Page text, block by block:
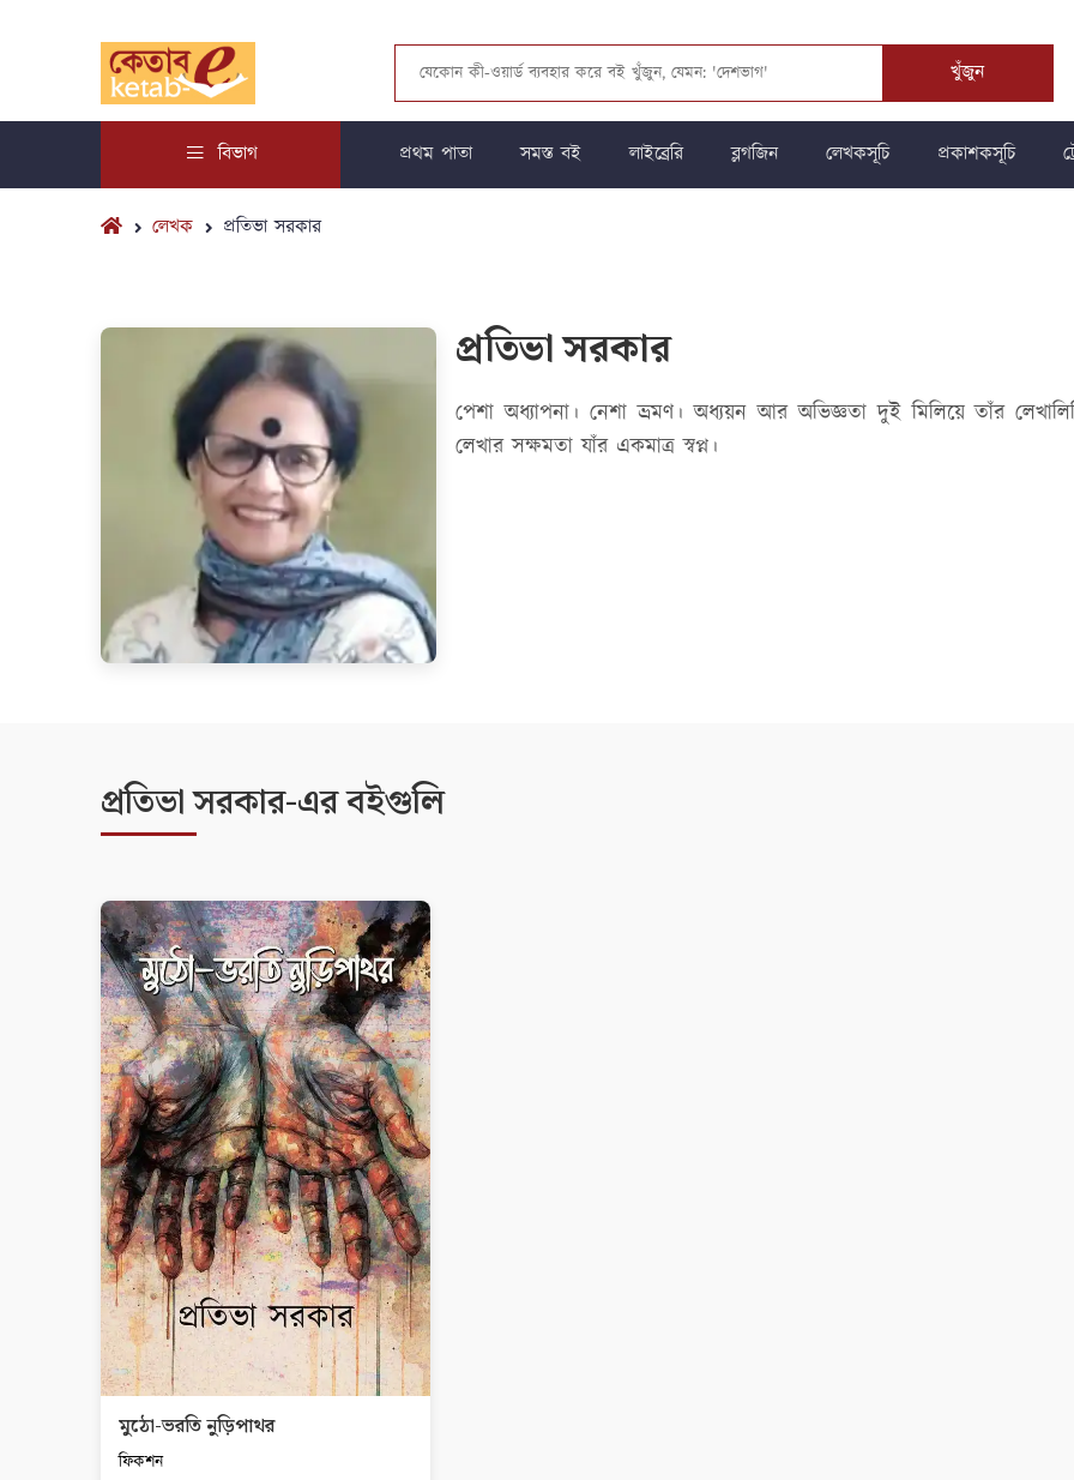
খুঁজুন
বিভাগ প্রথম পাতা সমস্ত বই লাইব্রেরি ব্লগজিন লেখকসূচি প্রকাশকসূচি
লেখক প্রতিভা সরকার
প্রতিভা সরকার
পেশা অধ্যাপনা। নেশা ভ্রমণ। অধ্যয়ন আর অভিজ্ঞতা দুই মিলিয়ে তাঁর
লেখার সক্ষমতা যাঁর একমাত্র স্বপ্ন।
প্রতিভা সরকার-এর বইগুলি
মুঠো-ভরতি নুড়িপাথর
ফিকশন